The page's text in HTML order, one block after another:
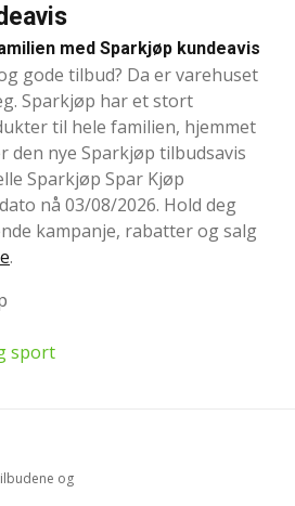
med Sparkjøp kundeavis
gode tilbud? Da er varehuset
Sparkjøp har et stort
til hele familien, hjemmet
den nye Sparkjøp tilbudsavis
Sparkjøp Spar Kjøp
nå 03/08/2026. Hold deg
kampanje, rabatter og salg
.
sport
og